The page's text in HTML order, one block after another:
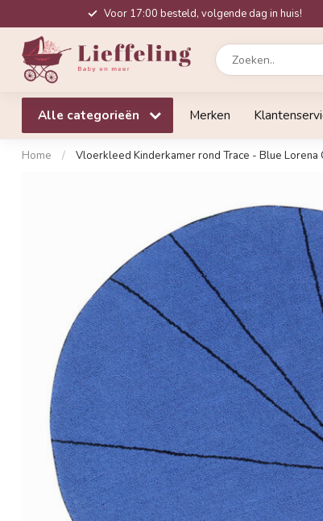
Voor 17:00 besteld, volgende dag in huis!
Alle categorieën Merken
Home / Vloerkleed Kinderkamer rond Trace - Blue Lorena